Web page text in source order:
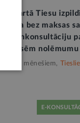
25. martā Tiesu
iespēja bez maksas
telefonkonsultāciju
interesēm
Pirms 4 mēnešiem,
E-